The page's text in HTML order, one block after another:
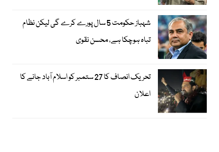
شہباز حکومت 5 سال پورے کرے گی لیکن نظام
تباہ ہوچکا ہے، محسن نقوی
تحریک انصاف کا 27 ستمبر کو اسلام آباد جانے کا
اعلان